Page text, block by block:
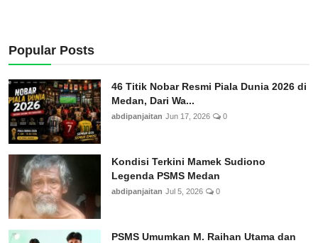
Popular Posts
46 Titik Nobar Resmi Piala Dunia 2026 di
Medan, Dari Wa...
abdipanjaitan Jun 17, 2026 0
Kondisi Terkini Mamek Sudiono
Legenda PSMS Medan
abdipanjaitan Jul 5, 2026 0
PSMS Umumkan M. Raihan Utama dan